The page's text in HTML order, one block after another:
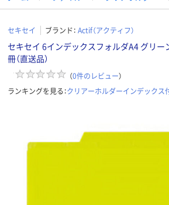
セキセイ ブランド： Actif（アクティフ）
セキセイ 6インデックスフォルダA4 グリー
冊（直送品）
（0件のレビュー）
ランキングを見る：クリアーホルダーインデックス